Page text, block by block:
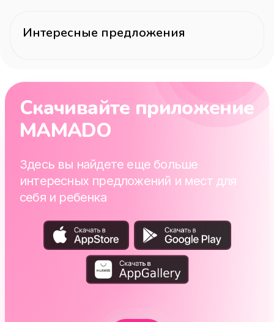
Интересные предложения
Скачивайте приложение
MAMADO
Здесь вы найдете еще больше
интересных предложений и мест для
себя и ребенка